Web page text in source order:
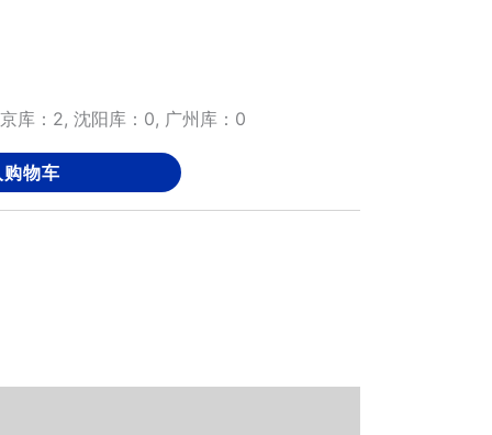
库：2, 沈阳库：0, 广州库：0
购物车